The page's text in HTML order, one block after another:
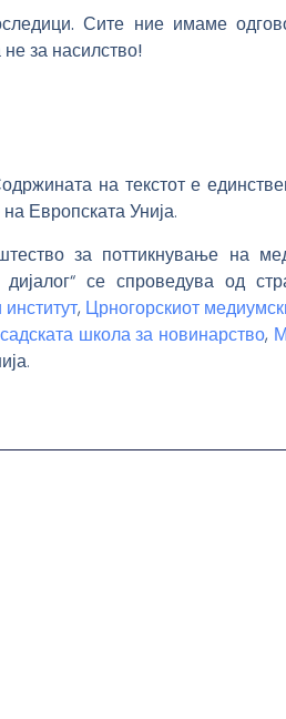
Сите ние имаме
за насилство!
на текстот е
Европската Унија.
за поттикнување на
се спроведува од
, Црногорскиот
школа за новинарство,